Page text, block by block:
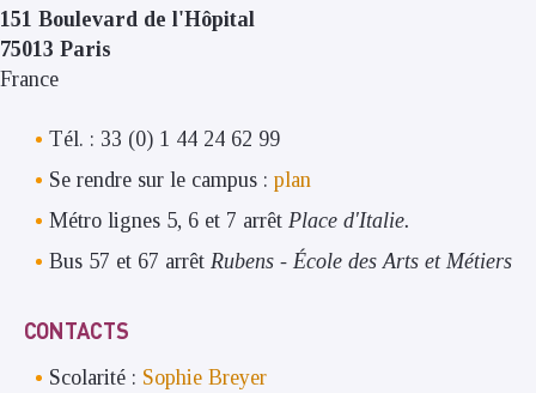
151 Boulevard de l'Hôpital
75013 Paris
France
Tél. : 33 (0) 1 44 24 62 99
Se rendre sur le campus : plan
Métro lignes 5, 6 et 7 arrêt Place d'Italie.
Bus 57 et 67 arrêt Rubens - École des Arts et Métiers
CONTACTS
Scolarité : Sophie Breyer